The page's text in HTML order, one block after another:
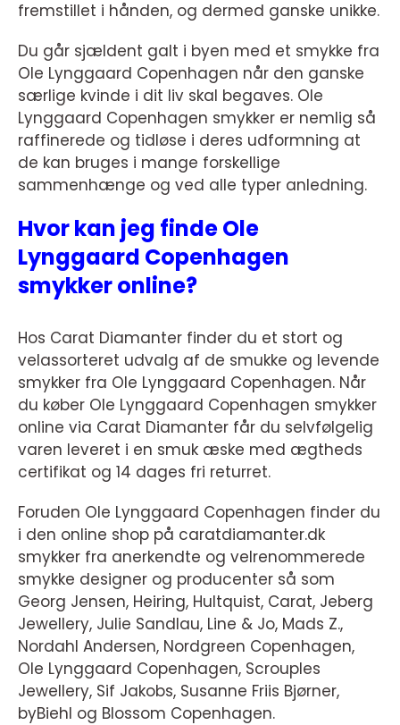
fremstillet i hånden, og dermed ganske unikke.
Du går sjældent galt i byen med et smykke fra
Ole Lynggaard Copenhagen når den ganske
særlige kvinde i dit liv skal begaves. Ole
Lynggaard Copenhagen smykker er nemlig så
raffinerede og tidløse i deres udformning at
de kan bruges i mange forskellige
sammenhænge og ved alle typer anledning.
Hvor kan jeg finde Ole
Lynggaard Copenhagen
smykker online?
Hos Carat Diamanter finder du et stort og
velassorteret udvalg af de smukke og levende
smykker fra Ole Lynggaard Copenhagen. Når
du køber Ole Lynggaard Copenhagen smykker
online via Carat Diamanter får du selvfølgelig
varen leveret i en smuk æske med ægtheds
certifikat og 14 dages fri returret.
Foruden Ole Lynggaard Copenhagen finder du
i den online shop på caratdiamanter.dk
smykker fra anerkendte og velrenommerede
smykke designer og producenter så som
Georg Jensen, Heiring, Hultquist, Carat, Jeberg
Jewellery, Julie Sandlau, Line & Jo, Mads Z.,
Nordahl Andersen, Nordgreen Copenhagen,
Ole Lynggaard Copenhagen, Scrouples
Jewellery, Sif Jakobs, Susanne Friis Bjørner,
byBiehl og Blossom Copenhagen.